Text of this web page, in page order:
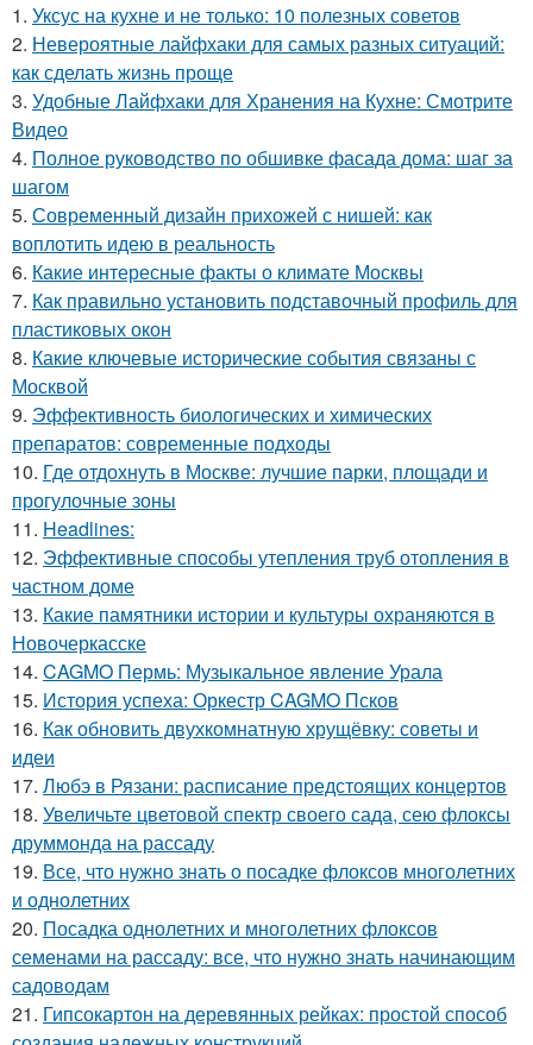
1. Уксус на кухне и не только: 10 полезных советов
2. Невероятные лайфхаки для самых разных ситуаций:
как сделать жизнь проще
3. Удобные Лайфхаки для Хранения на Кухне: Смотрите
Видео
4. Полное руководство по обшивке фасада дома: шаг за
шагом
5. Современный дизайн прихожей с нишей: как
воплотить идею в реальность
6. Какие интересные факты о климате Москвы
7. Как правильно установить подставочный профиль для
пластиковых окон
8. Какие ключевые исторические события связаны с
Москвой
9. Эффективность биологических и химических
препаратов: современные подходы
10. Где отдохнуть в Москве: лучшие парки, площади и
прогулочные зоны
11. Headlines:
12. Эффективные способы утепления труб отопления в
частном доме
13. Какие памятники истории и культуры охраняются в
Новочеркасске
14. CAGMO Пермь: Музыкальное явление Урала
15. История успеха: Оркестр CAGMO Псков
16. Как обновить двухкомнатную хрущёвку: советы и
идеи
17. Любэ в Рязани: расписание предстоящих концертов
18. Увеличьте цветовой спектр своего сада, сею флоксы
друммонда на рассаду
19. Все, что нужно знать о посадке флоксов многолетних
и однолетних
20. Посадка однолетних и многолетних флоксов
семенами на рассаду: все, что нужно знать начинающим
садоводам
21. Гипсокартон на деревянных рейках: простой способ